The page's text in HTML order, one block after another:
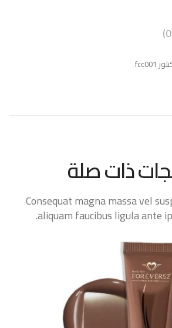
ذات صلة
Consequat magna massa vel
aliquam faucibus ligula ante